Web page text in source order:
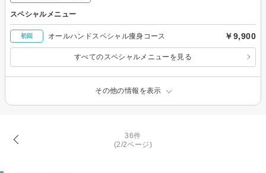
スペシャルメニュー
初回 オールハンドスペシャル痩身コース ￥9,900
すべてのスペシャルメニューを見る
その他の情報を表示
36件
(2/2ページ)